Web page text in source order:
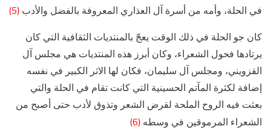
في الحلة، وأمه من أسرة آل العذاري المعروفة بالفضل والأدب (5)
كان جو الحلة في ذلك الوقت يعجّ بالمنتديات الثقافية التي كان
يرتادها فحول الشعراء، وكان أبرز هذه المنتديات هي مجلس آل
القزويني، ومجلس آل سليمان، فكان لها الاثر الكبير في نفسه
إضافة لكثرة المآتم الحسينية التي كانت تقام في الحلة والتي
بعثت فيه الروح الملحة لقرض الشعر وتذوق لأدب حتى أصبح من
الشعراء المرموقين في وسطه (6)